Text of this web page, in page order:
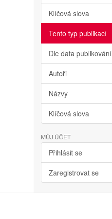
Klíčová slova
Tento typ publikací
Dle data publikování
Autoři
Názvy
Klíčová slova
MŮJ ÚČET
Přihlásit se
Zaregistrovat se